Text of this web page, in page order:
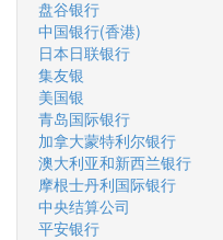
盘谷银行
中国银行(香港)
日本日联银行
集友银
美国银
青岛国际银行
加拿大蒙特利尔银行
澳大利亚和新西兰银行
摩根士丹利国际银行
中央结算公司
平安银行